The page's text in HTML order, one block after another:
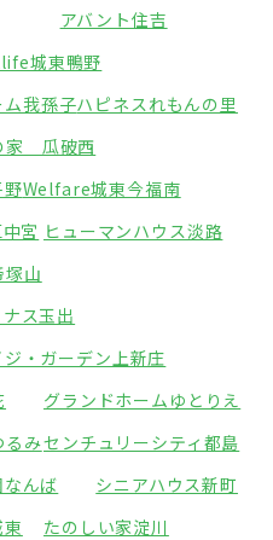
アバント住吉
城東鴨野
ム我孫子ハピネスれもんの里
家 瓜破西
Welfare城東今福南
宮 ヒューマンハウス淡路
塚山
ス玉出
・ガーデン上新庄
グランドホームゆとりえ
るみセンチュリーシティ都島
んば
シニアハウス新町
たのしい家淀川